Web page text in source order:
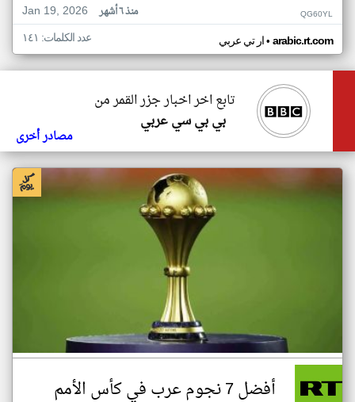
Jan 19, 2026
منذ ٦ أشهر QG60YL
ار تي عربي• arabic.rt.com عدد الكلمات: ١٤١
تابع اخر اخبار جزر القمر من
بي بي سي عربي
مصادر أخرى
أفضل 7 نجوم عرب في كأس الأمم